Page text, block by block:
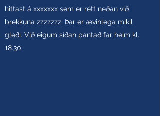
hittast á xxxxxxx sem er rétt neðan við
brekkuna zzzzzzz. Þar er ævinlega mikil
gleði. Við eigum síðan pantað far heim kl.
18.30